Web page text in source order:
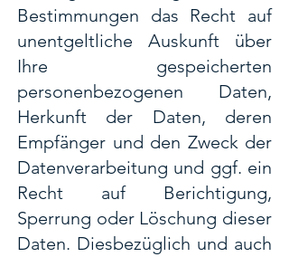
Bestimmungen das Recht auf
unentgeltliche Auskunft über
Ihre gespeicherten
personenbezogenen Daten,
Herkunft der Daten, deren
Empfänger und den Zweck der
Datenverarbeitung und ggf. ein
Recht auf Berichtigung,
Sperrung oder Löschung dieser
Daten. Diesbezüglich und auch